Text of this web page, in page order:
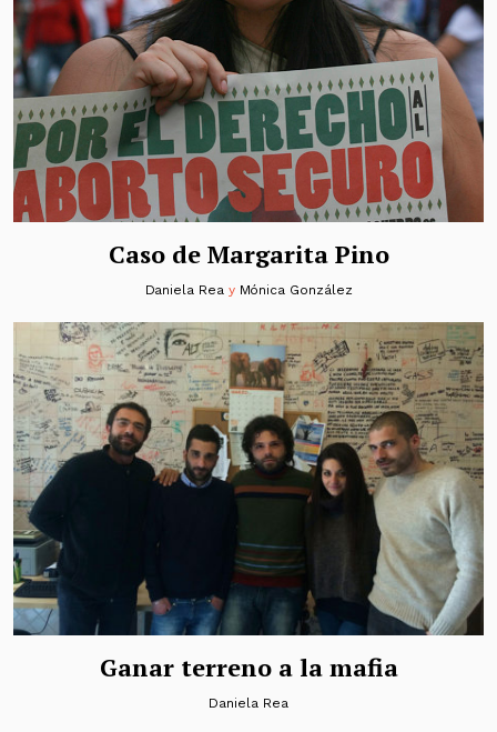
Caso de Margarita Pino
Daniela Reay Mónica González
Ganar terreno a la mafia
Daniela Rea